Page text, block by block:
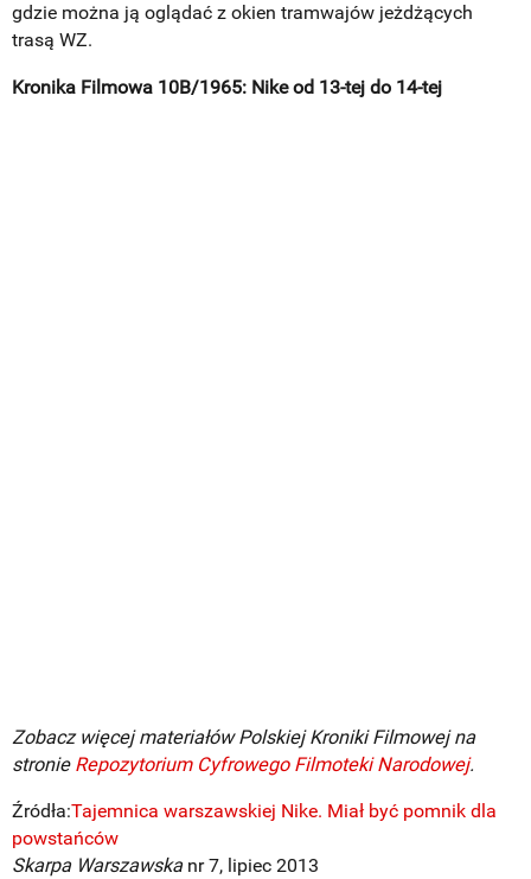
gdzie można ją oglądać z okien tramwajów jeżdżących
trasą WZ.
Kronika Filmowa 10B/1965: Nike od 13-tej do 14-tej
Zobacz więcej materiałów Polskiej Kroniki Filmowej na
stronie Repozytorium Cyfrowego Filmoteki Narodowej.
Źródła:Tajemnica warszawskiej Nike. Miał być pomnik dla
powstańców
Skarpa Warszawskanr 7, lipiec 2013